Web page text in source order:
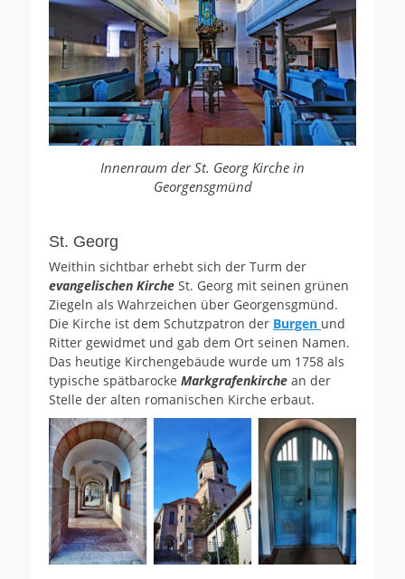
Innenraum der St. Georg Kirche in
Georgensgmünd
St. Georg
Weithin sichtbar erhebt sich der Turm der
evangelischen Kirche St. Georg mit seinen grünen
Ziegeln als Wahrzeichen über Georgensgmünd.
Die Kirche ist dem Schutzpatron der Burgen und
Ritter gewidmet und gab dem Ort seinen Namen.
Das heutige Kirchengebäude wurde um 1758 als
typische spätbarocke Markgrafenkirche an der
Stelle der alten romanischen Kirche erbaut.